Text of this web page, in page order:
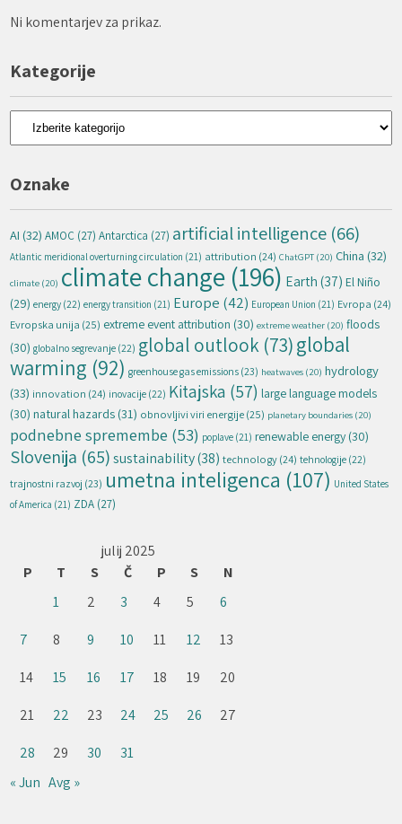
Ni komentarjev za prikaz.
Kategorije
Kategorije
Oznake
AI (32) AMOC (27) Antarctica (27) artificial intelligence (66)
Atlantic meridional overturning circulation (21) attribution (24) ChatGPT (20) China (32)
climate (20) climate change (196) Earth (37) El Niño
(29) energy (22) energy transition (21) Europe (42) European Union (21) Evropa (24)
Evropska unija (25) extreme event attribution (30) extreme weather (20) floods
(30) globalno segrevanje (22) global outlook (73)global
warming (92) greenhouse gas emissions (23) heatwaves (20) hydrology
(33) innovation (24) inovacije (22) Kitajska (57) large language models
(30) natural hazards (31) obnovljivi viri energije(25) planetary boundaries (20)
podnebne spremembe (53) poplave (21) renewable energy (30)
Slovenija (65) sustainability(38) technology(24) tehnologije (22)
trajnostni razvoj (23) umetna inteligenca (107) United States
of America (21) ZDA (27)
julij 2025
P
T S Č P S
N
1
2 3 4 5
6
7
8 9 10 11 12
13
14
15 16 17 18 19
20
21
22 23 24 25 26
27
28
29 30
31
« Jun Avg »